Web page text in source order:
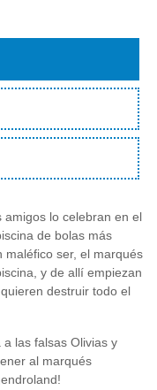
amigos lo celebran en el
de bolas más
maléfico ser, el marqués
y de allí empiezan
destruir todo el
las falsas Olivias y
al marqués